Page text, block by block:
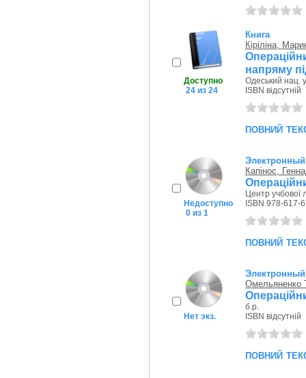
Доступно
24 из 24
Книга
Кіріліна,
напряму
Одеський нац.
ISBN відсутній
повний
Недоступно
0 из 1
Электронный
Капінос,
Центр учбової
ISBN 978-617-
повний
Нет экз.
Электронный
Омельяненко
б.р.
ISBN відсутній
повний